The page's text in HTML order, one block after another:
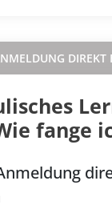
DIREKT
fange